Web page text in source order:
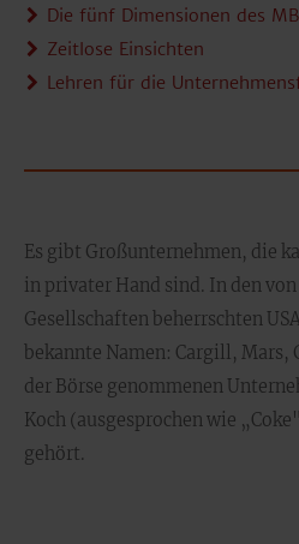
Die fünf Dimensionen des
Zeitlose Einsichten
Lehren für die
Es gibt Großunternehmen, die
in privater Hand sind. In den
Gesellschaften beherrschten
bekannte Namen: Cargill, Mars,
der Börse genommenen
Koch (ausgesprochen wie
gehört.